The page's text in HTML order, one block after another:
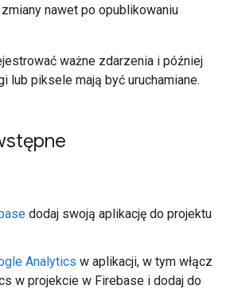
nawet po opublikowaniu
ważne zdarzenia i później
lub piksele mają być uruchamiane.
dodaj swoją aplikację do projektu
Analytics w aplikacji, w tym włącz
w projekcie w Firebase i dodaj do